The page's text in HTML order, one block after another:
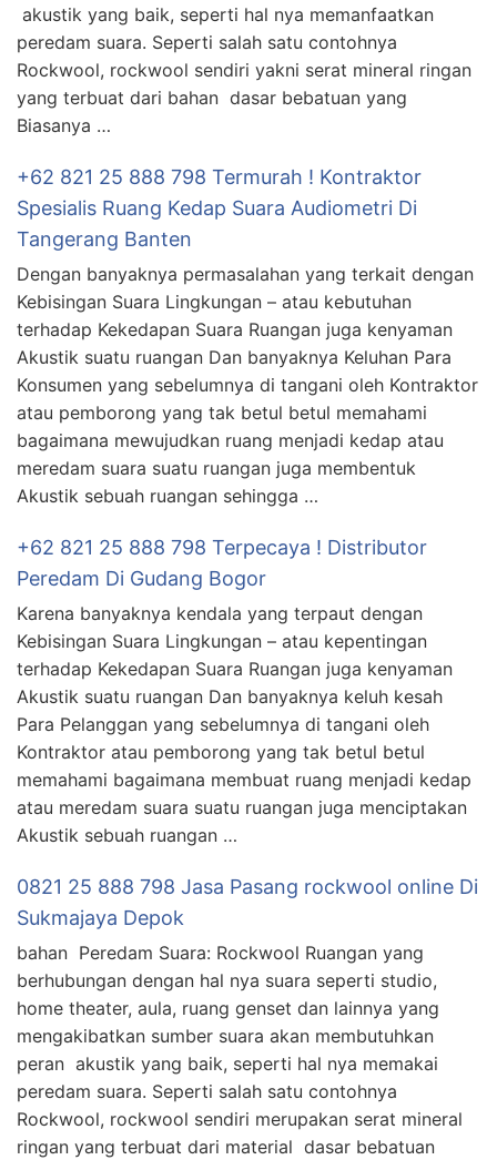
akustik yang baik, seperti hal nya memanfaatkan
peredam suara. Seperti salah satu contohnya
Rockwool, rockwool sendiri yakni serat mineral ringan
yang terbuat dari bahan dasar bebatuan yang
Biasanya …
+62 821 25 888 798 Termurah ! Kontraktor
Spesialis Ruang Kedap Suara Audiometri Di
Tangerang Banten
Dengan banyaknya permasalahan yang terkait dengan
Kebisingan Suara Lingkungan – atau kebutuhan
terhadap Kekedapan Suara Ruangan juga kenyaman
Akustik suatu ruangan Dan banyaknya Keluhan Para
Konsumen yang sebelumnya di tangani oleh Kontraktor
atau pemborong yang tak betul betul memahami
bagaimana mewujudkan ruang menjadi kedap atau
meredam suara suatu ruangan juga membentuk
Akustik sebuah ruangan sehingga …
+62 821 25 888 798 Terpecaya ! Distributor
Peredam Di Gudang Bogor
Karena banyaknya kendala yang terpaut dengan
Kebisingan Suara Lingkungan – atau kepentingan
terhadap Kekedapan Suara Ruangan juga kenyaman
Akustik suatu ruangan Dan banyaknya keluh kesah
Para Pelanggan yang sebelumnya di tangani oleh
Kontraktor atau pemborong yang tak betul betul
memahami bagaimana membuat ruang menjadi kedap
atau meredam suara suatu ruangan juga menciptakan
Akustik sebuah ruangan …
0821 25 888 798 Jasa Pasang rockwool online Di
Sukmajaya Depok
bahan Peredam Suara: Rockwool Ruangan yang
berhubungan dengan hal nya suara seperti studio,
home theater, aula, ruang genset dan lainnya yang
mengakibatkan sumber suara akan membutuhkan
peran akustik yang baik, seperti hal nya memakai
peredam suara. Seperti salah satu contohnya
Rockwool, rockwool sendiri merupakan serat mineral
ringan yang terbuat dari material dasar bebatuan